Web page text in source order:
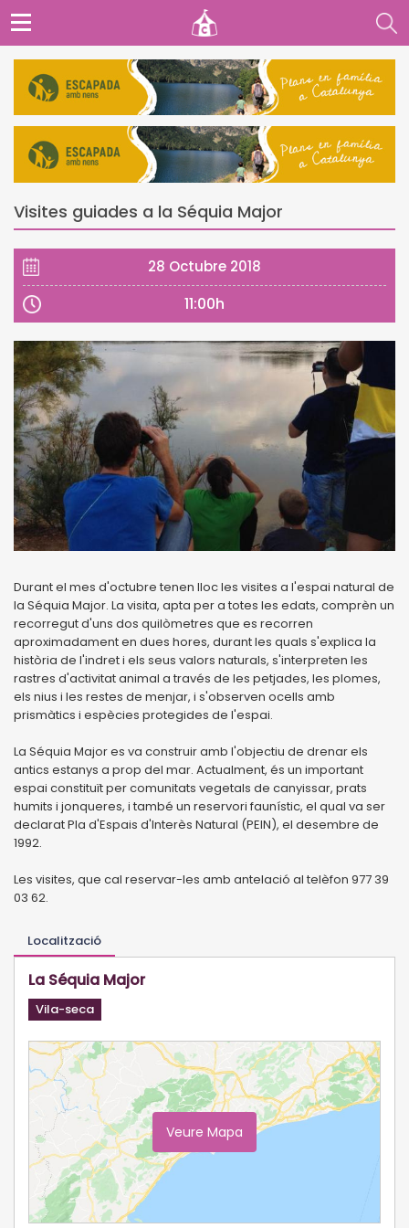
Visites guiades a la Séquia Major
28 Octubre 2018
11:00h
Durant el mes d'octubre tenen lloc les visites a l'espai natural de
la Séquia Major. La visita, apta per a totes les edats, comprèn un
recorregut d'uns dos quilòmetres que es recorren
aproximadament en dues hores, durant les quals s'explica la
història de l'indret i els seus valors naturals, s'interpreten les
rastres d'activitat animal a través de les petjades, les plomes,
els nius i les restes de menjar, i s'observen ocells amb
prismàtics i espècies protegides de l'espai.
La Séquia Major es va construir amb l'objectiu de drenar els
antics estanys a prop del mar. Actualment, és un important
espai constituït per comunitats vegetals de canyissar, prats
humits i jonqueres, i també un reservori faunístic, el qual va ser
declarat Pla d'Espais d'Interès Natural (PEIN), el desembre de
1992.
Les visites, que cal reservar-les amb antelació al telèfon 977 39
03 62.
Localització
La Séquia Major
Vila-seca
Veure Mapa